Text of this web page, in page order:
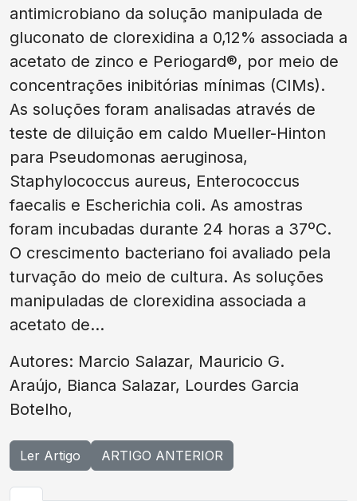
antimicrobiano da solução manipulada de
gluconato de clorexidina a 0,12% associada a
acetato de zinco e Periogard®, por meio de
concentrações inibitórias mínimas (CIMs).
As soluções foram analisadas através de
teste de diluição em caldo Mueller-Hinton
para Pseudomonas aeruginosa,
Staphylococcus aureus, Enterococcus
faecalis e Escherichia coli. As amostras
foram incubadas durante 24 horas a 37ºC.
O crescimento bacteriano foi avaliado pela
turvação do meio de cultura. As soluções
manipuladas de clorexidina associada a
acetato de...
Autores: Marcio Salazar, Mauricio G.
Araújo, Bianca Salazar, Lourdes Garcia
Botelho,
Ler Artigo ARTIGO ANTERIOR